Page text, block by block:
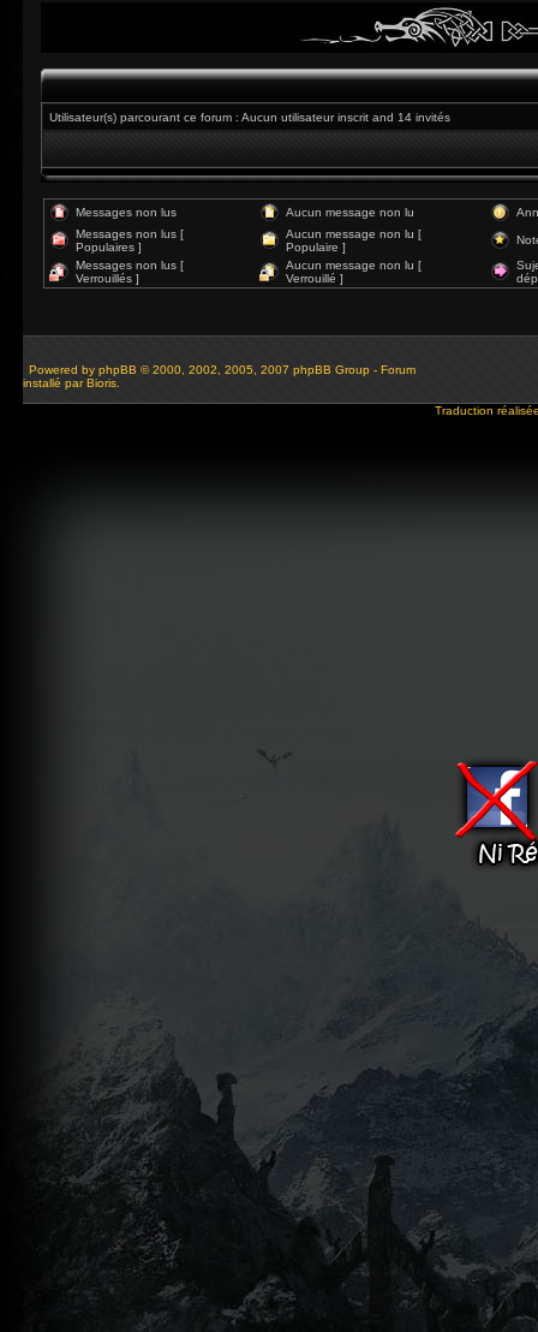
Utilisateur(s) parcourant ce forum : Aucun utilisateur inscrit and 14 invités
Messages non lus Aucun message non lu
Messages non lus [
Populaires ]
Aucun message non lu [
Populaire ]
Messages non lus [
Verrouillés ]
Aucun message non lu [
Verrouillé ]
Powered by phpBB © 2000, 2002, 2005, 2007 phpBB Group - Forum
installé par Bioris.
Traduction